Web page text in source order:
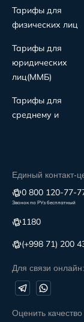
Тарифы для
физических лиц
Тарифы для
юридических
лиц(MMБ)
Тарифы для
среднему и
Единый контакт-
0 800 120-77-
Звонок по РУз бесплатный
1180
(+998 71) 200
Для связи онлайн:
Оценить